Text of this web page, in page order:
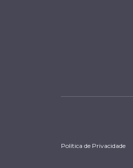
Política de Privacidade